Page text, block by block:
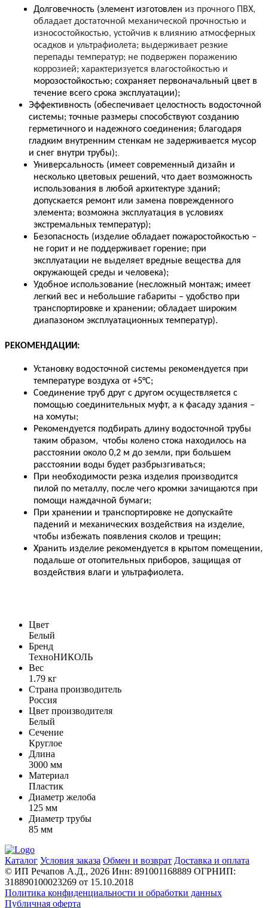
Долговечность (элемент изготовлен из прочного ПВХ,
обладает достаточной механической прочностью и
износостойкостью, устойчив к влиянию атмосферных
осадков и ультрафиолета; выдерживает резкие
перепады температур; не подвержен поражению
коррозией; характеризуется влагостойкостью и
морозостойкостью; сохраняет первоначальный цвет в
течение всего срока эксплуатации);
Эффективность (обеспечивает целостность водосточной
системы; точные размеры способствуют созданию
герметичного и надежного соединения; благодаря
гладким внутренним стенкам не задерживается мусор
и снег внутри трубы);.
Универсальность (имеет современный дизайн и
несколько цветовых решений, что дает возможность
использования в любой архитектуре зданий;
допускается ремонт или замена поврежденного
элемента; возможна эксплуатация в условиях
экстремальных температур);
Безопасность (изделие обладает пожаростойкостью –
не горит и не поддерживает горение; при
эксплуатации не выделяет вредные вещества для
окружающей среды и человека);
Удобное использование (несложный монтаж; имеет
легкий вес и небольшие габариты – удобство при
транспортировке и хранении; обладает широким
диапазоном эксплуатационных температур).
РЕКОМЕНДАЦИИ:
Установку водосточной системы рекомендуется при
температуре воздуха от +5°С;
Соединение труб друг с другом осуществляется с
помощью соединительных муфт, а к фасаду здания –
на хомуты;
Рекомендуется подбирать длину водосточной трубы
таким образом, чтобы колено стока находилось на
расстоянии около 0,2 м до земли, при большем
расстоянии воды будет разбрызгиваться;
При необходимости резка изделия производится
пилой по металлу, после чего кромки зачищаются при
помощи наждачной бумаги;
При хранении и транспортировке не допускайте
падений и механических воздействия на изделие,
чтобы избежать появления сколов и трещин;
Хранить изделие рекомендуется в крытом помещении,
подальше от отопительных приборов, защищая от
воздействия влаги и ультрафиолета.
Цвет
Белый
Бренд
ТехноНИКОЛЬ
Вес
1.79 кг
Страна производитель
Россия
Цвет производителя
Белый
Сечение
Круглое
Длина
3000 мм
Материал
Пластик
Диаметр желоба
125 мм
Диаметр трубы
85 мм
Каталог Условия заказа Обмен и возврат Доставка и оплата
© ИП Речапов А.Д., 2026 Инн: 891001168889 ОГРНИП:
318890100023269 от 15.10.2018
Политика конфиденциальности и обработки данных
Публичная оферта